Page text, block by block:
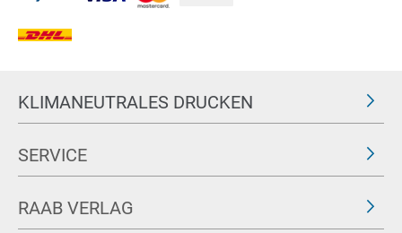
KLIMANEUTRALES DRUCKEN
SERVICE
RAAB VERLAG